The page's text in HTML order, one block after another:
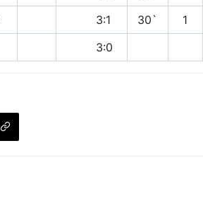
3:1 30`
1
3:0